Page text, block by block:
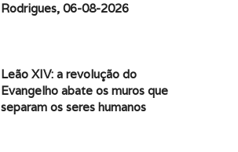
Rodrigues, 06-08-2026
Leão XIV: a revolução do
Evangelho abate os muros que
separam os seres humanos